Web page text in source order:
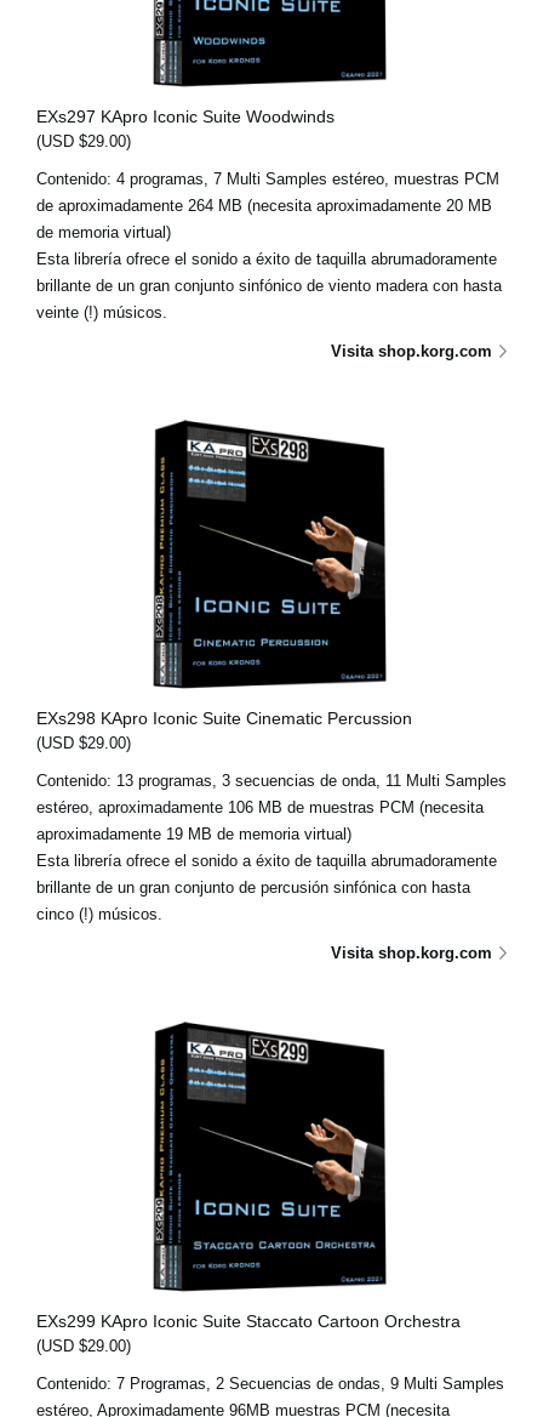
EXs297 KApro Iconic Suite Woodwinds
(USD $29.00)
Contenido: 4 programas, 7 Multi Samples estéreo, muestras PCM
de aproximadamente 264 MB (necesita aproximadamente 20 MB
de memoria virtual)
Esta librería ofrece el sonido a éxito de taquilla abrumadoramente
brillante de un gran conjunto sinfónico de viento madera con hasta
veinte (!) músicos.
Visita shop.korg.com
EXs298 KApro Iconic Suite Cinematic Percussion
(USD $29.00)
Contenido: 13 programas, 3 secuencias de onda, 11 Multi Samples
estéreo, aproximadamente 106 MB de muestras PCM (necesita
aproximadamente 19 MB de memoria virtual)
Esta librería ofrece el sonido a éxito de taquilla abrumadoramente
brillante de un gran conjunto de percusión sinfónica con hasta
cinco (!) músicos.
Visita shop.korg.com
EXs299 KApro Iconic Suite Staccato Cartoon Orchestra
(USD $29.00)
Contenido: 7 Programas, 2 Secuencias de ondas, 9 Multi Samples
estéreo, Aproximadamente 96MB muestras PCM (necesita